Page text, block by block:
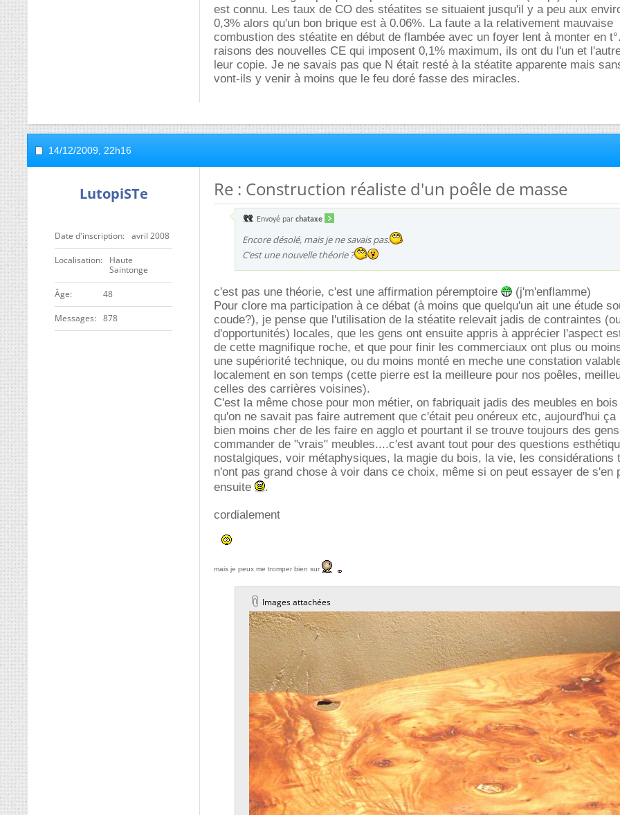
est connu. Les taux de CO des stéatites se situaient jusqu'il y a peu aux
0,3% alors qu'un bon brique est à 0.06%. La faute a la relativement mauvaise
combustion des stéatite en début de flambée avec un foyer lent à monter en
raisons des nouvelles CE qui imposent 0,1% maximum, ils ont du l'un et
leur copie. Je ne savais pas que N était resté à la stéatite apparente mais
vont-ils y venir à moins que le feu doré fasse des miracles.
14/12/2009, 22h16
LutopiSTe
Date d'inscription avril 2008
Localisation
Haute
Saintonge
ge 48
Messages 878
Re : Construction réaliste d'un poêle de masse
Envoyé par chataxe
Encore désolé, mais je ne savais pas.
C’est une nouvelle théorie ?
c'est pas une théorie, c'est une affirmation péremptoire
(j'm'enflamme)
Pour clore ma participation à ce débat (à moins que quelqu'un ait une étude
coude?), je pense que l'utilisation de la stéatite relevait jadis de contraintes
d'opportunités) locales, que les gens ont ensuite appris à apprécier l'aspect
de cette magnifique roche, et que pour finir les commerciaux ont plus ou
une supériorité technique, ou du moins monté en meche une constation
localement en son temps (cette pierre est la meilleure pour nos poêles,
celles des carrières voisines).
C'est la même chose pour mon métier, on fabriquait jadis des meubles en
qu'on ne savait pas faire autrement que c'était peu onéreux etc, aujourd'hui ça
bien moins cher de les faire en agglo et pourtant il se trouve toujours des
commander de "vrais" meubles....c'est avant tout pour des questions
nostalgiques, voir métaphysiques, la magie du bois, la vie, les considérations
n'ont pas grand chose à voir dans ce choix, même si on peut essayer de s'en
ensuite
.
cordialement
mais je peux me tromper bien sur
Images attachées